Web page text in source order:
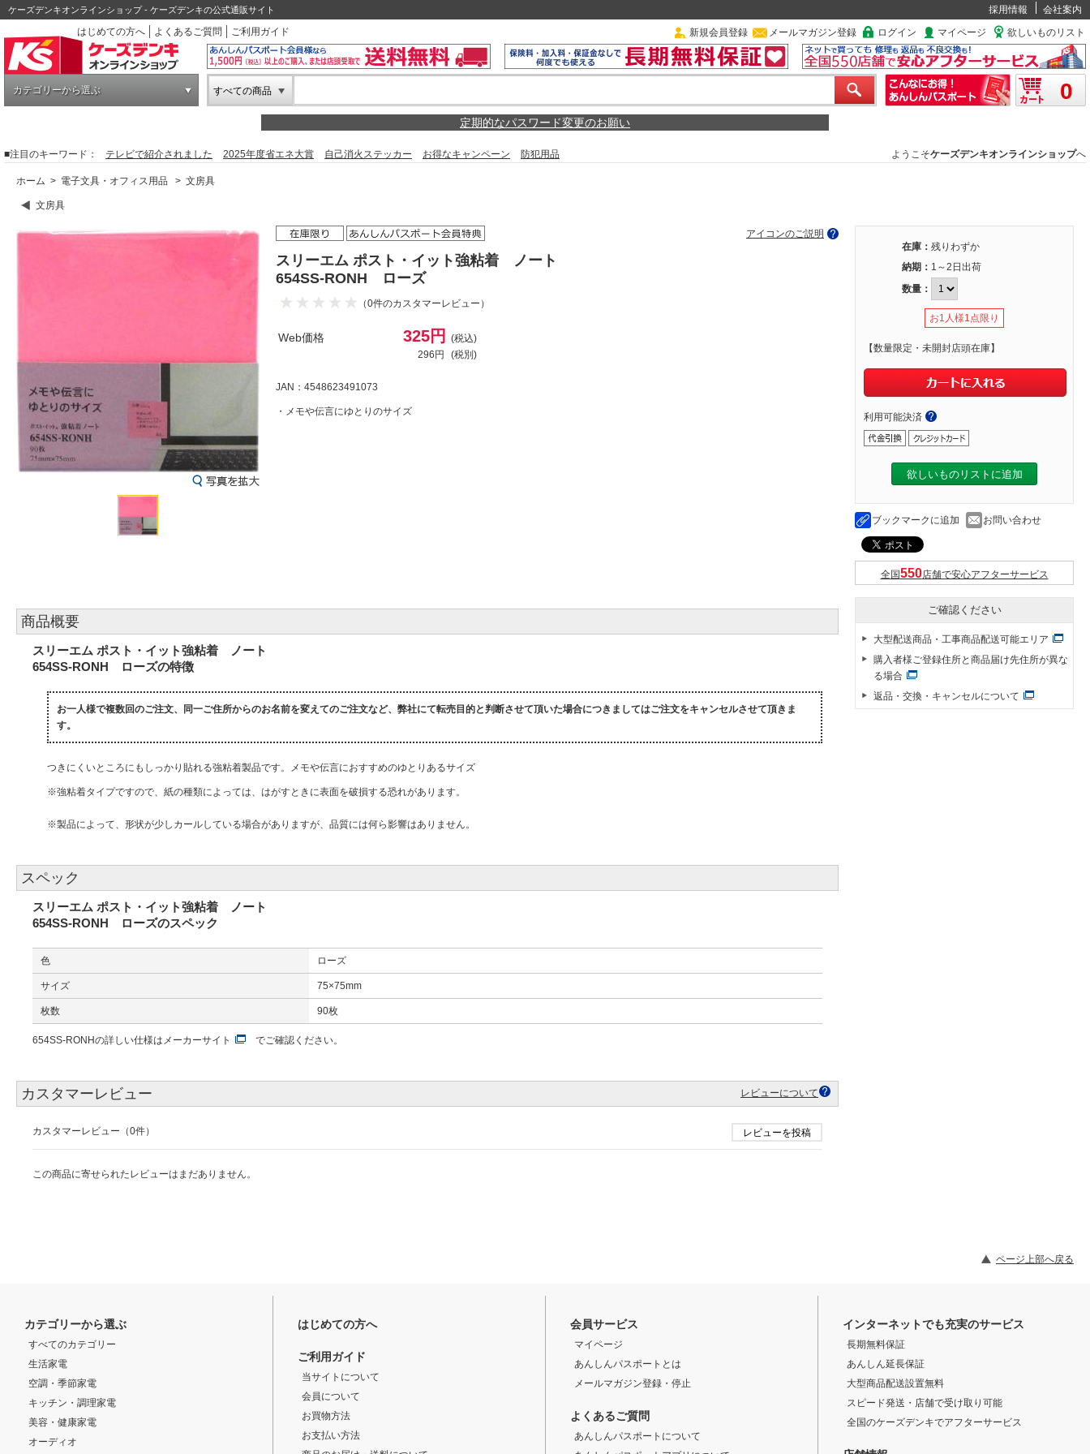
ケーズデンキオンラインショップ - ケーズデンキの公式通販サイト 採用情報
会社案内
はじめての方へ
よくあるご質問 ご利用ガイド 新規会員登録 メールマガジン登録 ログイン マイページ 欲しいものリスト
カテゴリーから選ぶ すべての商品 0
定期的なパスワード変更のお願い
■注目のキーワード： テレビで紹介されました 2025年度省エネ大賞 自己消火ステッカー お得なキャンペーン 防犯用品 ようこそケーズデンキオンラインショップへ
ホーム > 電子文具・オフィス用品 > 文房具
文房具
アイコンのご説明
スリーエム ポスト・イット強粘着 ノート
654SS-RONH ローズ
（0件のカスタマーレビュー）
Web価格 325円
(税込)
296円
(税別)
JAN：4548623491073
・メモや伝言にゆとりのサイズ
商品概要
スリーエム ポスト・イット強粘着 ノート
654SS-RONH ローズの特徴
お一人様で複数回のご注文、同一ご住所からのお名前を変えてのご注文など、弊社にて転売目的と判断させて頂いた場合につきましてはご注文をキャンセルさせて頂きま
す。
つきにくいところにもしっかり貼れる強粘着製品です。メモや伝言におすすめのゆとりあるサイズ
※強粘着タイプですので、紙の種類によっては、はがすときに表面を破損する恐れがあります。
※製品によって、形状が少しカールしている場合がありますが、品質には何ら影響はありません。
スペック
スリーエム ポスト・イット強粘着 ノート
654SS-RONH ローズのスペック
色 ローズ
サイズ 75×75mm
枚数 90枚
654SS-RONHの詳しい仕様は メーカーサイト でご確認ください。
カスタマーレビュー レビューについて
カスタマーレビュー（0件） レビューを投稿
この商品に寄せられたレビューはまだありません。
在庫： 残りわずか
納期： 1～2日出荷
数量：
お1人様1点限り
【数量限定・未開封店頭在庫】
利用可能決済
欲しいものリストに追加
ブックマークに追加 お問い合わせ
全国 店舗で安心アフターサービス
ご確認ください
大型配送商品・工事商品配送可能エリア
購入者様ご登録住所と商品届け先住所が異な
る場合
返品・交換・キャンセルについて
ページ上部へ戻る
カテゴリーから選ぶ
すべてのカテゴリー
生活家電
空調・季節家電
キッチン・調理家電
美容・健康家電
オーディオ
はじめての方へ
ご利用ガイド
当サイトについて
会員について
お買物方法
お支払い方法
会員サービス
マイページ
あんしんパスポートとは
メールマガジン登録・停止
よくあるご質問
あんしんパスポートについて
インターネットでも充実のサービス
長期無料保証
あんしん延長保証
大型商品配送設置無料
スピード発送・店舗で受け取り可能
全国のケーズデンキでアフターサービス